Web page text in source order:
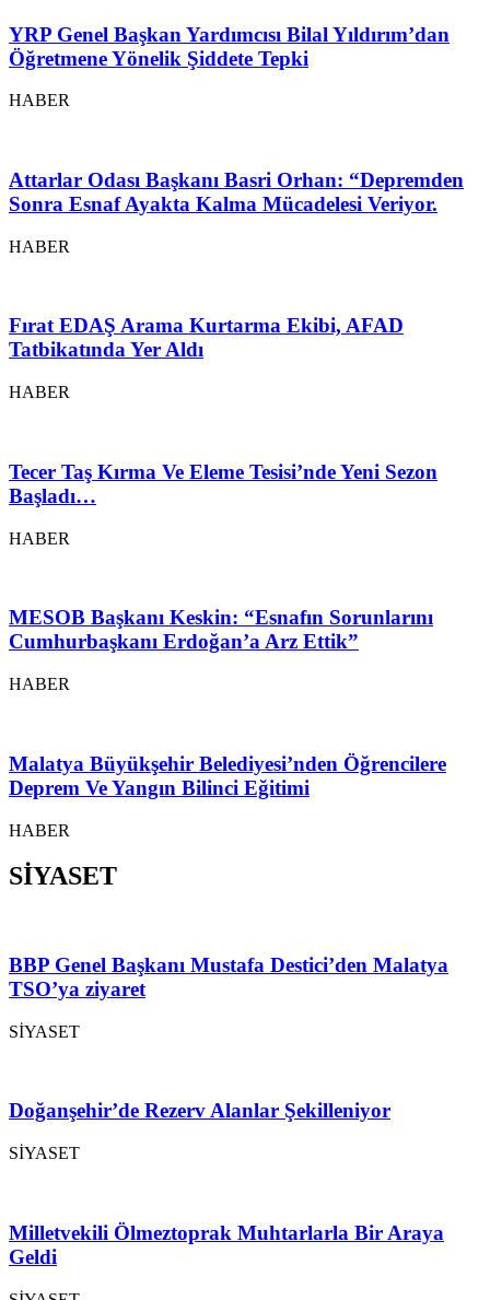
YRP Genel Başkan Yardımcısı Bilal Yıldırım’dan
Öğretmene Yönelik Şiddete Tepki
HABER
Attarlar Odası Başkanı Basri Orhan: “Depremden
Sonra Esnaf Ayakta Kalma Mücadelesi Veriyor.
HABER
Fırat EDAŞ Arama Kurtarma Ekibi, AFAD
Tatbikatında Yer Aldı
HABER
Tecer Taş Kırma Ve Eleme Tesisi’nde Yeni Sezon
Başladı…
HABER
MESOB Başkanı Keskin: “Esnafın Sorunlarını
Cumhurbaşkanı Erdoğan’a Arz Ettik”
HABER
Malatya Büyükşehir Belediyesi’nden Öğrencilere
Deprem Ve Yangın Bilinci Eğitimi
HABER
SİYASET
BBP Genel Başkanı Mustafa Destici’den Malatya
TSO’ya ziyaret
SİYASET
Doğanşehir’de Rezerv Alanlar Şekilleniyor
SİYASET
Milletvekili Ölmeztoprak Muhtarlarla Bir Araya
Geldi